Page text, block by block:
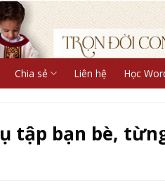
Chia sẻ Liên hệ Học
tập bạn bè,